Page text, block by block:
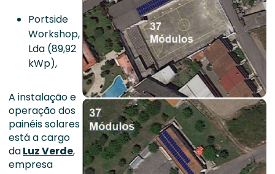
Portside
Workshop,
Lda (89,92
kWp),
A instalação e
operação dos
painéis solares
está a cargo
daLuz Verde,
empresa